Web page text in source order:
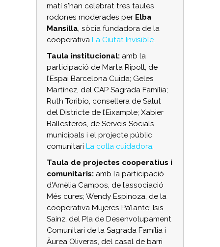
matí s'han celebrat tres taules
rodones moderades per Elba
Mansilla, sòcia fundadora de la
cooperativa La Ciutat Invisible.
Taula institucional: amb la
participació de Marta Ripoll, de
l’Espai Barcelona Cuida; Geles
Martínez, del CAP Sagrada Família;
Ruth Toribio, consellera de Salut
del Districte de l’Eixample; Xabier
Ballesteros, de Serveis Socials
municipals i el projecte públic
comunitari La colla cuidadora.
Taula de projectes cooperatius i
comunitaris: amb la participació
d'Amèlia Campos, de l’associació
Més cures; Wendy Espinoza, de la
cooperativa Mujeres Pa’lante; Isis
Sainz, del Pla de Desenvolupament
Comunitari de la Sagrada Família i
Àurea Oliveras, del casal de barri